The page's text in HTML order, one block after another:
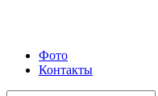
Фото
Контакты